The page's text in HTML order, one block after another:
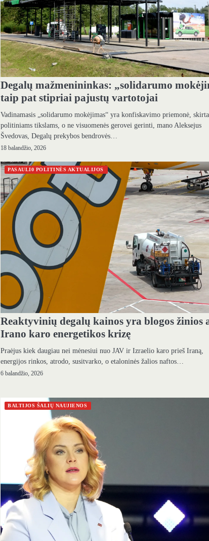
Degalų mažmenininkas: „solidarumo
taip pat stipriai pajustų vartotojai
Vadinamasis „solidarumo mokėjimas“ yra konfiskavimo priemonė, skirta
politiniams tikslams, o ne visuomenės gerovei gerinti, mano Aleksejus
Švedovas, Degalų prekybos bendrovės…
18 balandžio, 2026
PASAULI0 POLITINĖS AKTUALIJOS
Reaktyvinių degalų kainos yra blogos žinios
Irano karo energetikos krizę
Praėjus kiek daugiau nei mėnesiui nuo JAV ir Izraelio karo prieš Iraną,
energijos rinkos, atrodo, susitvarko, o etaloninės žalios naftos…
6 balandžio, 2026
BALTIJOS ŠALIŲ NAUJIENOS